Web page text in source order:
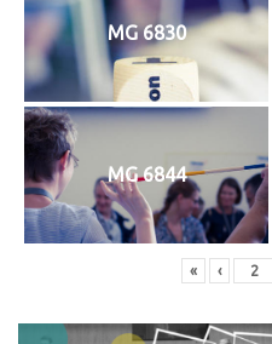
MG 6830
MG 6844
« ‹